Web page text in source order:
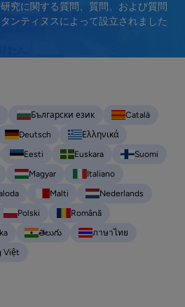
究に関する質問、質問、および質問
ンティヌスによって設立されました
Български език
Català
Deutsch
Ελληνικά
Eesti Euskara
Suomi
Magyar
Italiano
Malti
Nederlands
Polski
Română
తెలుగు
ภาษาไทย
Việt